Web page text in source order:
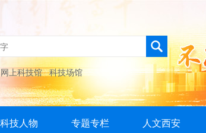
网上科技馆 科技场馆
科技人物 专题专栏 人文西安